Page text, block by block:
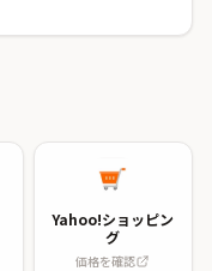
Yahoo!ショッピン
グ
価格を確認